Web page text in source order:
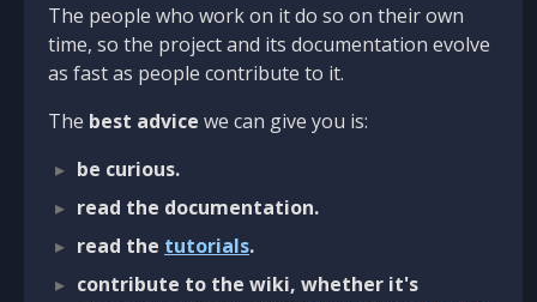
The people who work on it do so on their own
time, so the project and its documentation evolve
as fast as people contribute to it.
The best advice we can give you is:
be curious.
read the documentation.
read the tutorials.
contribute to the wiki, whether it's